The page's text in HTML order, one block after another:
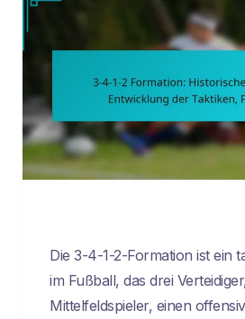
Die 3-4-1-2-Formation ist ein
im Fußball, das drei
Mittelfeldspieler, einen